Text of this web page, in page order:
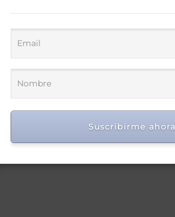
Suscribirme ahora